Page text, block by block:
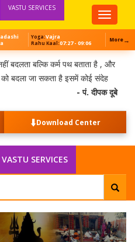
Top
Menu
VASTU SERVICES
Yoga:Vajra
Rahu Kaal:07:27 - 09:06 More→
बदलता बल्कि कर्म पथ बताता है , और
को बदला जा सकता है इसमें कोई संदेह
- पं. दीपक दूबे
⬇️Download Center
VASTU SERVICES